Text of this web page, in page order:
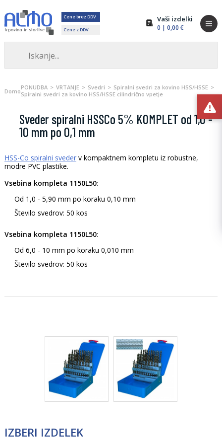
Cene brez DDV
Cene z DDV
Vaši izdelki
0 | 0,00 €
DomovPONUDBA VRTANJE Svedri
Spiralni svedri za kovino HSS/HSSE
Spiralni svedri za kovino HSS/HSSE cilindrično vpetje
Sveder spiralni HSSCo 5% KOMPLET od 1,0 -
10 mm po 0,1 mm
HSS-Co spiralni svederv kompaktnem kompletu iz robustne,
modre PVC plastike.
Vsebina kompleta 1150L50:
Od 1,0 - 5,90 mm po koraku 0,10 mm
Število svedrov: 50 kos
Vsebina kompleta 1150L50:
Od 6,0 - 10 mm po koraku 0,010 mm
Število svedrov: 50 kos
IZBERI IZDELEK